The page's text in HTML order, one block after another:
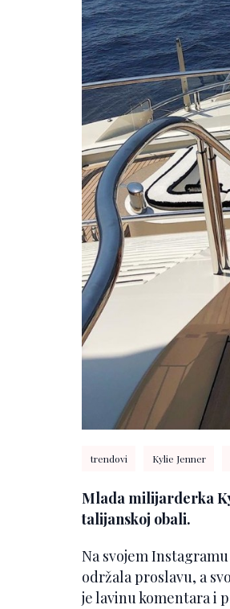
trendovi Kylie Jenner
Mlada milijarderka
talijanskoj obali.
Na svojem
održala proslavu, a
je lavinu komentara i